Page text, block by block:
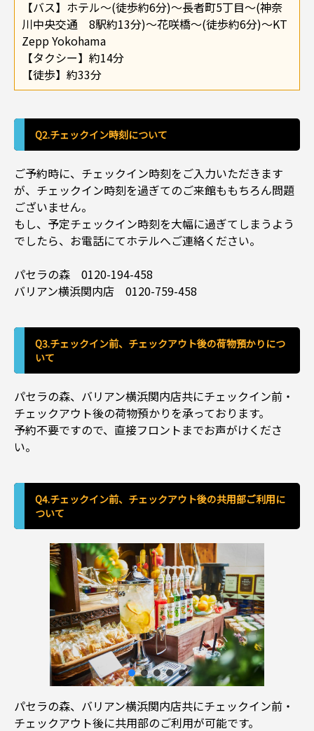
【バス】ホテル～(徒歩約6分)～長者町5丁目～(神奈
川中央交通 8駅約13分)～花咲橋～(徒歩約6分)～KT
Zepp Yokohama
【タクシー】約14分
【徒歩】約33分
Q2.チェックイン時刻について
ご予約時に、チェックイン時刻をご入力いただきます
が、チェックイン時刻を過ぎてのご来館ももちろん問題
ございません。
もし、予定チェックイン時刻を大幅に過ぎてしまうよう
でしたら、お電話にてホテルへご連絡ください。
パセラの森 0120-194-458
バリアン横浜関内店 0120-759-458
Q3.チェックイン前、チェックアウト後の荷物預かりにつ
いて
パセラの森、バリアン横浜関内店共にチェックイン前・
チェックアウト後の荷物預かりを承っております。
予約不要ですので、直接フロントまでお声がけくださ
い。
Q4.チェックイン前、チェックアウト後の共用部ご利用に
ついて
パセラの森、バリアン横浜関内店共にチェックイン前・
チェックアウト後に共用部のご利用が可能です。